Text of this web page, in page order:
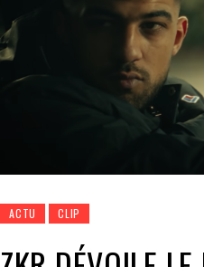
ACTU CLIP